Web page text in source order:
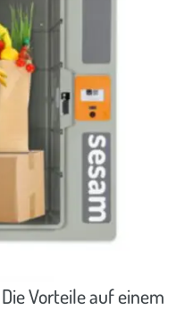
Vorteile auf einem